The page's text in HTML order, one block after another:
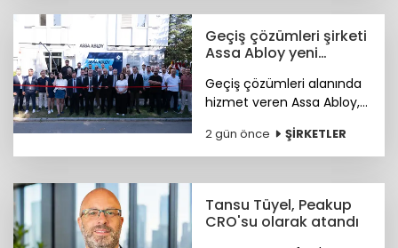
temel unsurlar olduğunu
ortaya koydu.
Geçiş çözümleri şirketi
Assa Abloy yeni
Geçiş çözümleri alanında
hizmet veren Assa Abloy,
yeni showroomuyla
güvenlik ve erişim
buluşturuyor.
2 gün önce ŞİRKETLER
Tansu Tüyel, Peakup
CRO'su olarak atandı